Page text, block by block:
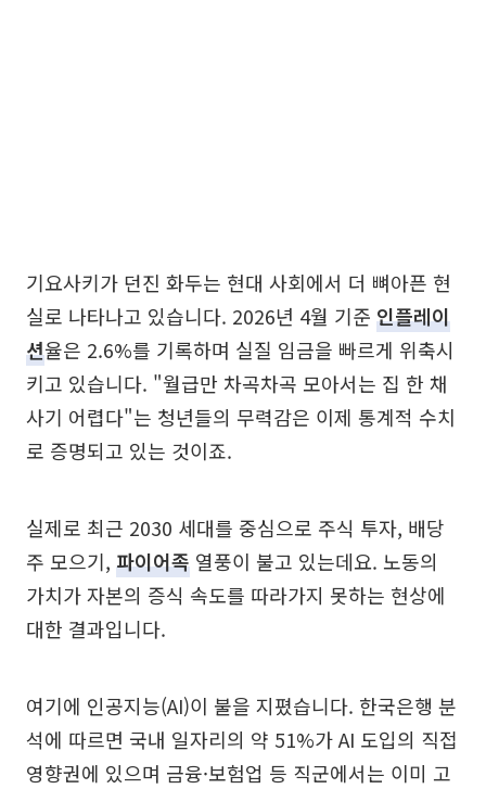
기요사키가 던진 화두는 현대 사회에서 더 뼈아픈 현
실로 나타나고 있습니다. 2026년 4월 기준 인플레이
션율은 2.6%를 기록하며 실질 임금을 빠르게 위축시
키고 있습니다. "월급만 차곡차곡 모아서는 집 한 채
사기 어렵다"는 청년들의 무력감은 이제 통계적 수치
로 증명되고 있는 것이죠.
실제로 최근 2030 세대를 중심으로 주식 투자, 배당
주 모으기, 파이어족 열풍이 불고 있는데요. 노동의
가치가 자본의 증식 속도를 따라가지 못하는 현상에
대한 결과입니다.
여기에 인공지능(AI)이 불을 지폈습니다. 한국은행 분
석에 따르면 국내 일자리의 약 51%가 AI 도입의 직접
영향권에 있으며 금융·보험업 등 직군에서는 이미 고